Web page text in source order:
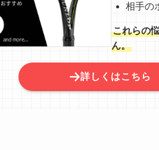
相手の
これらの
ん。
詳しくはこちら